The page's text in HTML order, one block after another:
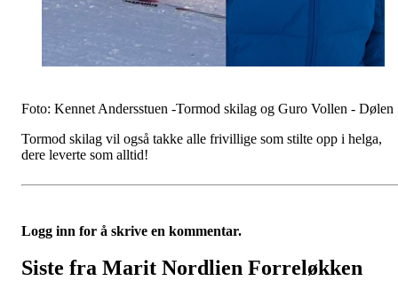
Foto: Kennet Andersstuen -Tormod skilag og Guro Vollen - Dølen
Tormod skilag vil også takke alle frivillige som stilte opp i helga,
dere leverte som alltid!
Logg inn for å skrive en kommentar.
Siste fra Marit Nordlien Forreløkken